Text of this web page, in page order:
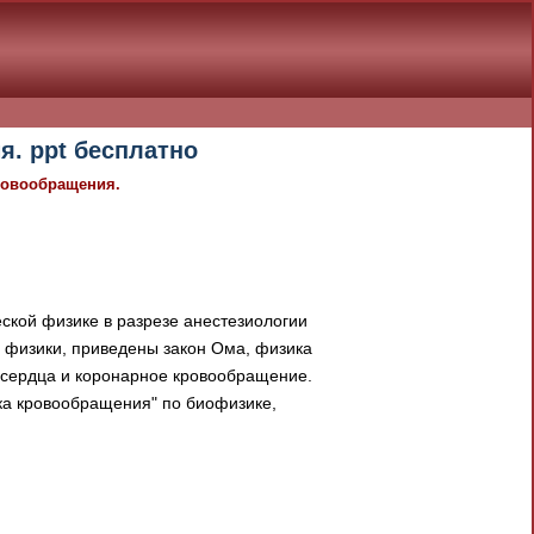
ppt бесплатно
физике в разрезе анестезиологии
физики, приведены закон Ома, физика
и коронарное кровообращение.
кровообращения" по биофизике,